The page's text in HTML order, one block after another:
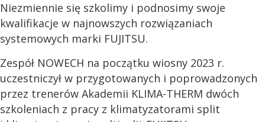
Niezmiennie się szkolimy i podnosimy swoje
kwalifikacje w najnowszych rozwiązaniach
systemowych marki FUJITSU.
Zespół NOWECH na początku wiosny 2023 r.
uczestniczył w przygotowanych i poprowadzonych
przez trenerów Akademii KLIMA-THERM dwóch
szkoleniach z pracy z klimatyzatorami split